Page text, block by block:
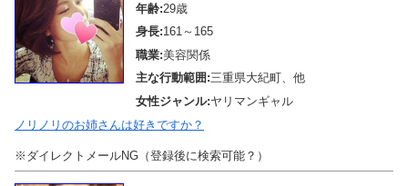
年齢:29歳
身長:161～165
職業:美容関係
主な行動範囲:三重県大紀町、他
女性ジャンル:ヤリマンギャル
ノリノリのお姉さんは好きですか？
※ダイレクトメールNG（登録後に検索可能？）